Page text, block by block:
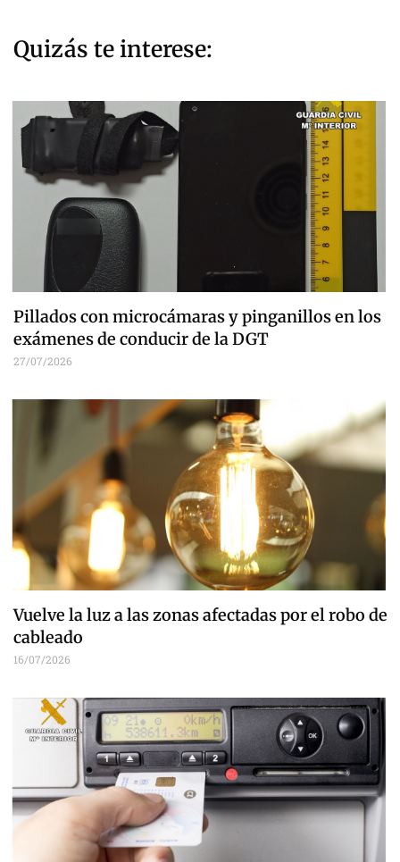
Quizás te interese:
Pillados con microcámaras y pinganillos en los
exámenes de conducir de la DGT
27/07/2026
Vuelve la luz a las zonas afectadas por el robo de
cableado
16/07/2026